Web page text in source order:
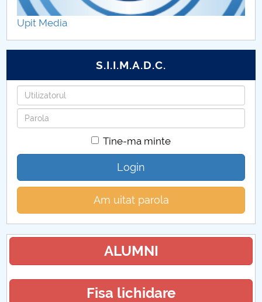
Upit Media
S.I.I.M.A.D.C.
Utilizatorul
Parola
Tine-ma minte
Login
Am uitat parola
ALUMNI
Fisa lichidare